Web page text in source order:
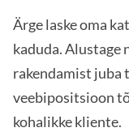
Ärge laske oma
kaduda. Alustage
rakendamist juba
veebipositsioon
kohalikke kliente.